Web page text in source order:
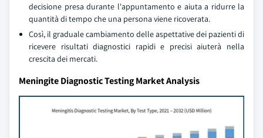
decisione presa durante l'appuntamento e aiuta a ridurre la
quantità di tempo che una persona viene ricoverata.
Così, il graduale cambiamento delle aspettative dei pazienti di
ricevere risultati diagnostici rapidi e precisi aiuterà nella
crescita dei mercati.
Meningite Diagnostic Testing Market Analysis